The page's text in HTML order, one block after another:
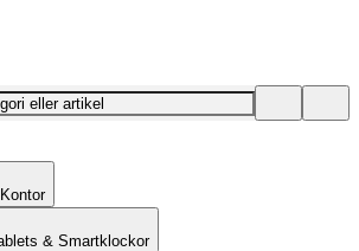
& Smartklockor